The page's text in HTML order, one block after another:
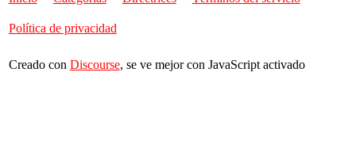
Política de privacidad
Creado con Discourse, se ve mejor con JavaScript activado